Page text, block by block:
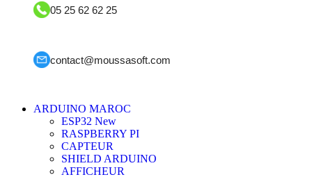
05 25 62 62 25
contact@moussasoft.com
ARDUINO MAROC
ESP32 New
RASPBERRY PI
CAPTEUR
SHIELD ARDUINO
AFFICHEUR